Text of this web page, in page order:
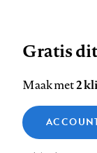
ons
op
Facebook
ons
op
Footer
Contact Colofon
Zie onze cookie
Analytische
Gratis
Maak met2